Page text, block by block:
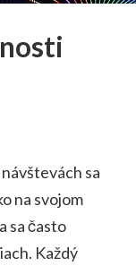
sa
na svojom
sa často
Každý